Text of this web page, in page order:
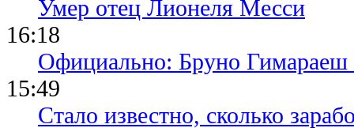
Умер отец Лионеля Месси
16:18
Официально: Бруно Гимараеш
15:49
Стало известно, сколько